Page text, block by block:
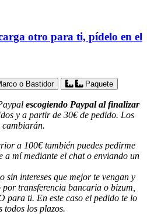
otro para ti, pídelo en el
o Bastidor Paquete
escogiendo Paypal al finalizar
y a partir de 30€ de pedido. Los
cambiarán.
a 100€ también puedes pedirme
a mí mediante el chat o enviando un
sin intereses que mejor te vengan y
transferencia bancaria o bizum,
para ti. En este caso el pedido te lo
todos los plazos.